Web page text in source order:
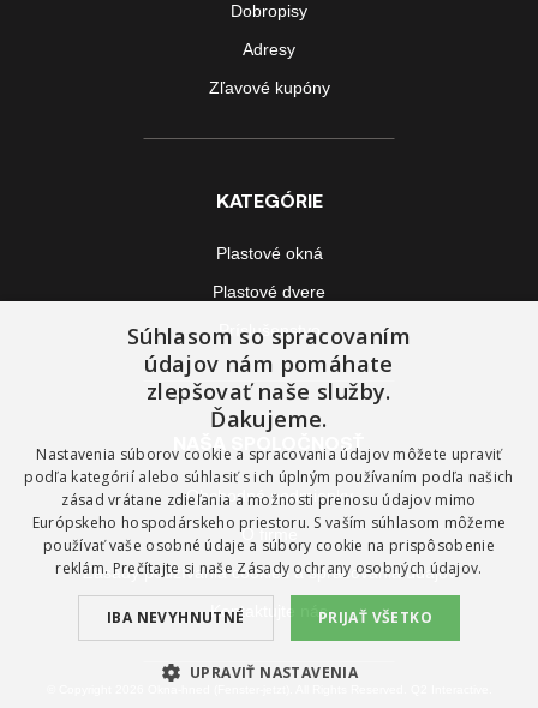
Dobropisy
Adresy
Zľavové kupóny
KATEGÓRIE
Plastové okná
Plastové dvere
Príslušenstvo
Obchodné podmienky
O firme
Zásady používania cookies a spracovania údajov
Kontaktujte nás
Súhlasom so spracovaním
údajov nám pomáhate
zlepšovať naše služby.
Ďakujeme.
Nastavenia súborov cookie a spracovania údajov môžete upraviť
podľa kategórií alebo súhlasiť s ich úplným používaním podľa našich
zásad vrátane zdieľania a možnosti prenosu údajov mimo
Európskeho hospodárskeho priestoru. S vaším súhlasom môžeme
používať vaše osobné údaje a súbory cookie na prispôsobenie
reklám. Prečítajte si naše Zásady ochrany osobných údajov.
PRIJAŤ VŠETKO
IBA NEVYHNUTNÉ
UPRAVIŤ NASTAVENIA